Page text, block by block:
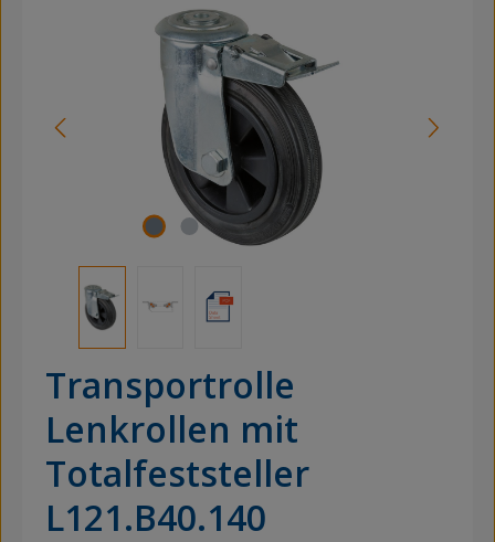
Bildergalerie überspringen
Transportrolle
Lenkrollen mit
Totalfeststeller
L121.B40.140